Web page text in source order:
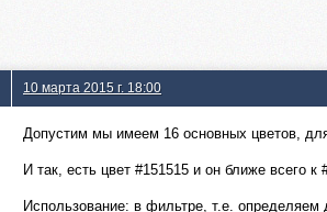
10 марта 2015 г. 18:00
Допустим мы имеем 16 основных цветов,
И так, есть цвет #151515 и он ближе всего
Использование: в фильтре, т.е.